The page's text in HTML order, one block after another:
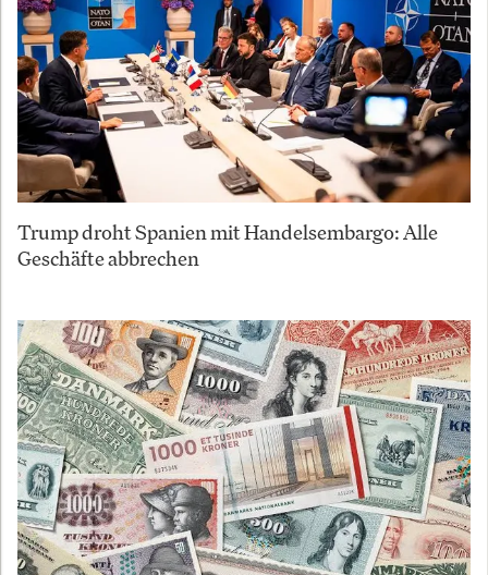
Trump droht Spanien mit Handelsembargo: Alle
Geschäfte abbrechen